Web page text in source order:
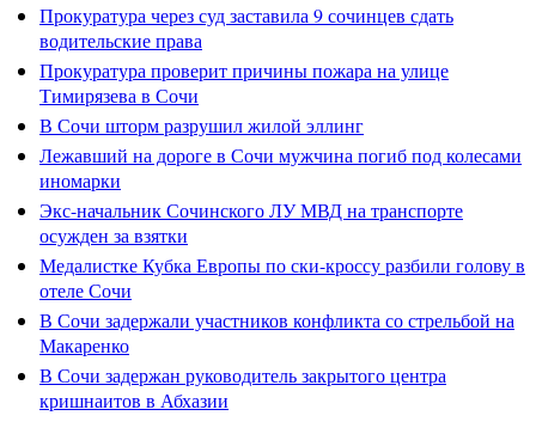
Прокуратура через суд заставила 9 сочинцев сдать
водительские права
Прокуратура проверит причины пожара на улице
Тимирязева в Сочи
В Сочи шторм разрушил жилой эллинг
Лежавший на дороге в Сочи мужчина погиб под колесами
иномарки
Экс-начальник Сочинского ЛУ МВД на транспорте
осужден за взятки
Медалистке Кубка Европы по ски-кроссу разбили голову в
отеле Сочи
В Сочи задержали участников конфликта со стрельбой на
Макаренко
В Сочи задержан руководитель закрытого центра
кришнаитов в Абхазии